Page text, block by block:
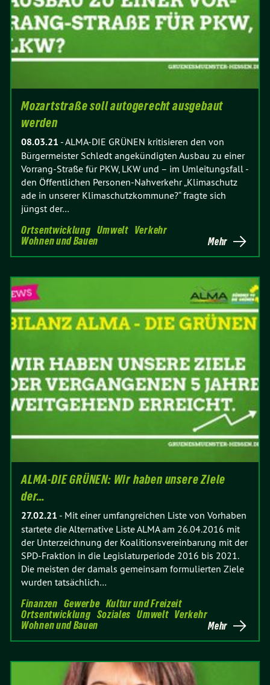
Mozartstraße soll autogerecht ausgebaut
werden
08.03.21 -ALMA-DIE GRÜNEN kritisieren den von
Bürgermeister Schledt angekündigten Ausbau zu einer
Vorrang-Straße für PKW, LKW und – im Umleitungsfall -
den Öffentlichen Personen-Nahverkehr „Klimaschutz
ade in unserer Klimaschutzkommune?“ fragte sich
jüngst der…
Ortsentwicklung Umwelt Verkehr
Wohnen und Bauen
Mehr
ALMA-DIE GRÜNEN: Wir haben unsere Ziele
der…
27.02.21 - Mit einer umfangreichen Liste von Vorhaben
startete die Alternative Liste ALMA am 26.04.2016 mit
der Unterzeichnung der Koalitionsvereinbarung mit der
SPD-Fraktion in die Legislaturperiode 2016 bis 2021.
Die meisten der damals gemeinsam formulierten Ziele
wurden tatsächlich…
Finanzen Gewerbe Kultur und Freizeit
Ortsentwicklung Soziales Umwelt Verkehr
Wohnen und Bauen
Mehr